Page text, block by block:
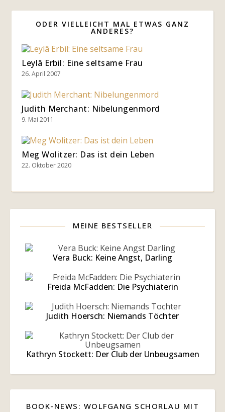
ODER VIELLEICHT MAL ETWAS GANZ
ANDERES?
Leylâ Erbil: Eine seltsame Frau
26. April 2007
Judith Merchant: Nibelungenmord
9. Mai 2011
Meg Wolitzer: Das ist dein Leben
22. Oktober 2020
MEINE BESTSELLER
Vera Buck: Keine Angst, Darling
Freida McFadden: Die Psychiaterin
Judith Hoersch: Niemands Töchter
Kathryn Stockett: Der Club der Unbeugsamen
BOOK-NEWS: WOLFGANG SCHORLAU MIT